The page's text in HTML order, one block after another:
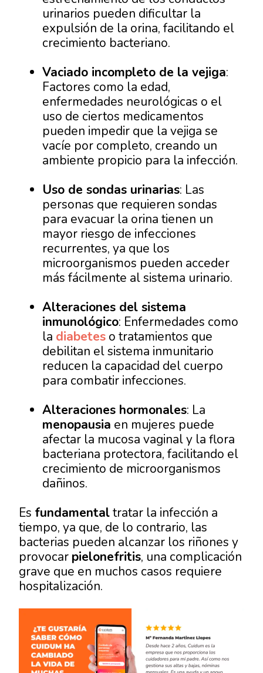
urinarios pueden dificultar la
expulsión de la orina, facilitando el
crecimiento bacteriano.
Vaciado incompleto de la vejiga:
Factores como la edad,
enfermedades neurológicas o el
uso de ciertos medicamentos
pueden impedir que la vejiga se
vacíe por completo, creando un
ambiente propicio para la infección.
Uso de sondas urinarias: Las
personas que requieren sondas
para evacuar la orina tienen un
mayor riesgo de infecciones
recurrentes, ya que los
microorganismos pueden acceder
más fácilmente al sistema urinario.
Alteraciones del sistema
inmunológico: Enfermedades como
la diabetes o tratamientos que
debilitan el sistema inmunitario
reducen la capacidad del cuerpo
para combatir infecciones.
Alteraciones hormonales: La
menopausia en mujeres puede
afectar la mucosa vaginal y la flora
bacteriana protectora, facilitando el
crecimiento de microorganismos
dañinos.
Es fundamentaltratar la infección a
tiempo, ya que, de lo contrario, las
bacterias pueden alcanzar los riñones y
provocar pielonefritis, una complicación
grave que en muchos casos requiere
hospitalización.